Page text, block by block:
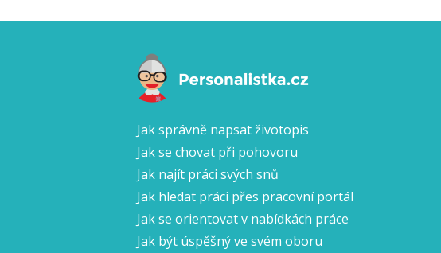
Jak správně napsat životopis
Jak se chovat při pohovoru
Jak najít práci svých snů
Jak hledat práci přes pracovní portál
Jak se orientovat v nabídkách práce
Jak být úspěšný ve svém oboru